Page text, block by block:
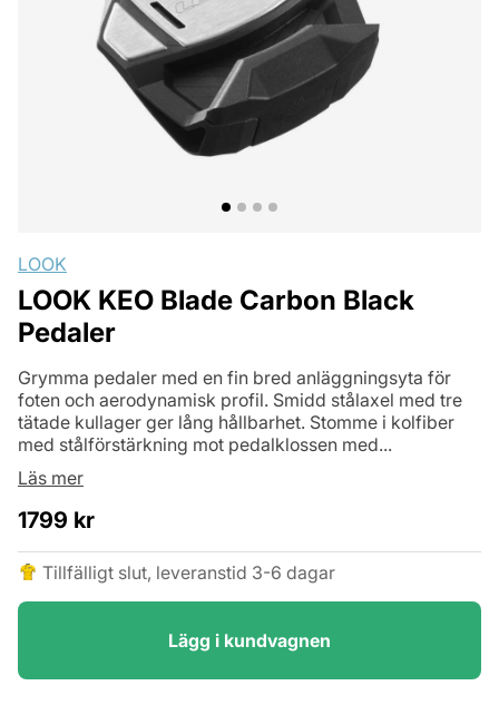
LOOK
LOOK KEO Blade Carbon Black
Pedaler
Grymma pedaler med en fin bred anläggningsyta för
foten och aerodynamisk profil. Smidd stålaxel med tre
tätade kullager ger lång hållbarhet. Stomme i kolfiber
med stålförstärkning mot pedalklossen med...
Läs mer
1799 kr
Tillfälligt slut, leveranstid 3-6 dagar
Lägg i kundvagnen